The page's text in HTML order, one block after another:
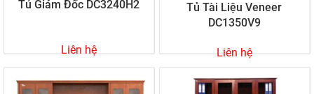
Tủ Giám Đốc DC3240H2
Liên hệ
Tủ Tài Liệu Veneer
DC1350V9
Liên hệ